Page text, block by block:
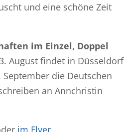
und eine schöne Zeit
im Einzel, Doppel
August findet in Düsseldorf
die Deutschen
an Annchristin
im Flyer.